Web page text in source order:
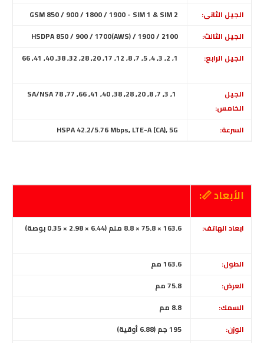
الجيل الثانى:
الجيل الثالث:
HSDPA 850 / 900 / 1700(AWS) / 1900 / 2100
الجيل الرابع:
الجيل
الخامس:
السرعة: HSPA 42.2/5.76 Mbps, LTE-A (CA), 5G
الأبعاد 📏:
ابعاد الهاتف: 163.6 × 75.8 × 8.8 ملم (6.44 × 2.98 × 0.35 بوصة)
الطول:
العرض:
75.8 مم
السمك:
8.8 مم
الوزن:
195 جم (6.88 أوقية)